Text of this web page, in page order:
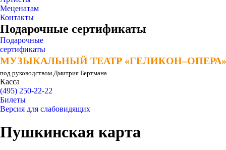
Меценатам
Контакты
Подарочные сертификаты
Подарочные
сертификаты
МУЗЫКАЛЬНЫЙ ТЕАТР «ГЕЛИКОН–ОПЕРА»
МУЗЫКАЛЬНЫЙ ТЕАТР «ГЕЛИКОН–ОПЕРА»
под руководством Дмитрия Бертмана
Касса
(495) 250-22-22
Билеты
Версия для слабовидящих
Пушкинская карта